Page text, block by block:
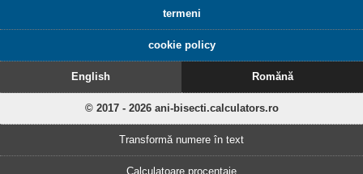
termeni
cookie policy
English Romănă
© 2017 - 2026 ani-bisecti.calculators.ro
Transformă numere în text
Calculatoare procentaje